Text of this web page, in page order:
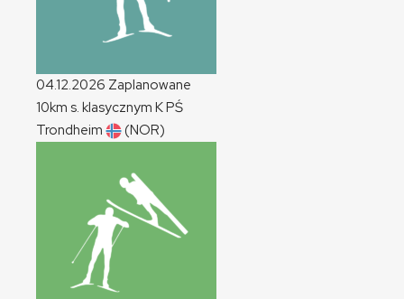
04.12.2026 Zaplanowane
10km s. klasycznym KPŚ
Trondheim
(NOR)